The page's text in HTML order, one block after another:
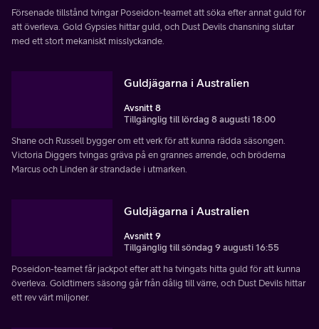
Försenade tillstånd tvingar Poseidon-teamet att söka efter annat guld för
att överleva. Gold Gypsies hittar guld, och Dust Devils chansning slutar
med ett stort mekaniskt misslyckande.
Guldjägarna i Australien
Avsnitt 8
Tillgänglig till lördag 8 augusti 18:00
Shane och Russell bygger om ett verk för att kunna rädda säsongen.
Victoria Diggers tvingas gräva på en grannes arrende, och bröderna
Marcus och Linden är strandade i utmarken.
Guldjägarna i Australien
Avsnitt 9
Tillgänglig till söndag 9 augusti 16:55
Poseidon-teamet får jackpot efter att ha tvingats hitta guld för att kunna
överleva. Goldtimers säsong går från dålig till värre, och Dust Devils hittar
ett rev värt miljoner.